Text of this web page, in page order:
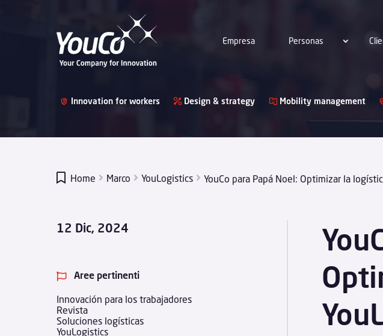
Empresa Personas
Innovation for workers Design & strategy Mobility management
 Home Marco YouLogistics YouCo para Papá Noel: Optimizar la
12 Dic, 2024
 Aree pertinenti
Innovación para los trabajadores
Revista
Soluciones logísticas
YouLogistics